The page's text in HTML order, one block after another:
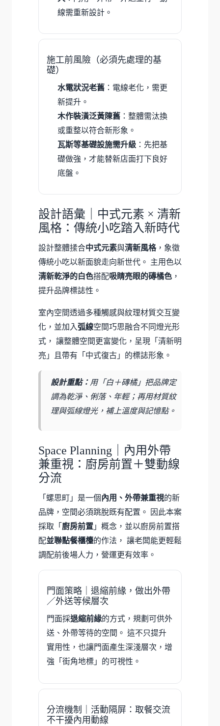
線需重新設計。
施工前風險（必須先處理的基
礎）
水電狀況老舊 ：電線老化，需更
新提升。
木作裝潢泛黃陳舊 ：整體需汰換
或重整以符合新形象。
瓦斯等基礎設施需升級 ：先把基
礎做強，才能替新店面打下良好
底盤。
設計語彙｜中式元素 × 清新
風格：傳統小吃踏入新時代
設計整體揉合中式元素與清新風格，象徵
傳統小吃以新面貌走向新世代。 主用色以
清新乾淨的白色搭配吸睛亮眼的磚橘色 ，
提升品牌標誌性。
室內空間透過多種觸感與紋理材質交互變
化，並加入 弧線空間巧思融合不同燈光形
式， 讓整體空間更富變化，呈現「清新明
亮」且帶有「中式復古」的標誌形象。
設計重點： 用「白＋磚橘」把品牌定
調為乾淨、俐落、年輕；再用材質紋
理與弧線燈光，補上溫度與記憶點。
Space Planning｜內用外帶
兼重視：廚房前置＋雙動線
分流
「螺思町」是一個內用、外帶兼重視的新
品牌，空間必須跳脫既有配置。 因此本案
採取「 廚房前置 」概念，並以廚房前置搭
配並聯點餐櫃檯的作法， 讓老闆能更輕鬆
調配前後場人力，營運更有效率。
門面策略｜退縮前緣，做出外帶
／外送等候層次
門面採退縮前緣的方式，規劃可供外
送、外帶等待的空間。 這不只提升
實用性，也讓門面產生深淺層次，增
強「街角地標」的可視性。
分流機制｜活動隔屏：取餐交流
不干擾內用動線